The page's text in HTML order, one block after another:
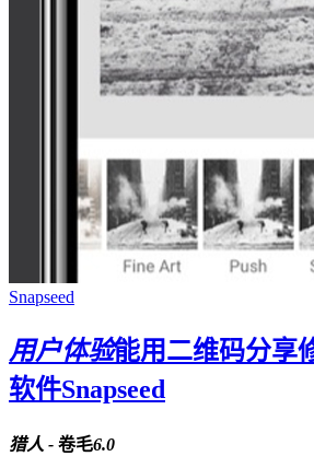
Snapseed
用户体验能用二维码分享
软件Snapseed
猎人 - 卷毛6.0